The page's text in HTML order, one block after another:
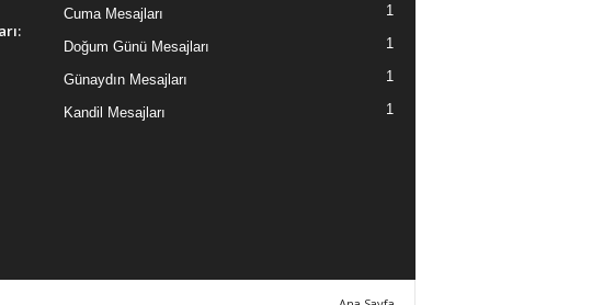
Cuma Mesajları 1
Doğum Günü Mesajları 1
Günaydın Mesajları 1
Kandil Mesajları 1